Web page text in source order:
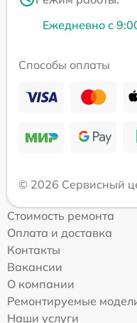
Ежедневно с
Способы оплаты
© 2026 Сервисный
Стоимость ремонта
Оплата и доставка
Контакты
Вакансии
О компании
Ремонтируемые
Наши услуги